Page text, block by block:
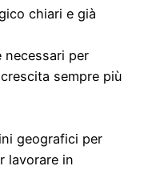
chiari e già
per
sempre più
geografici per
lavorare in